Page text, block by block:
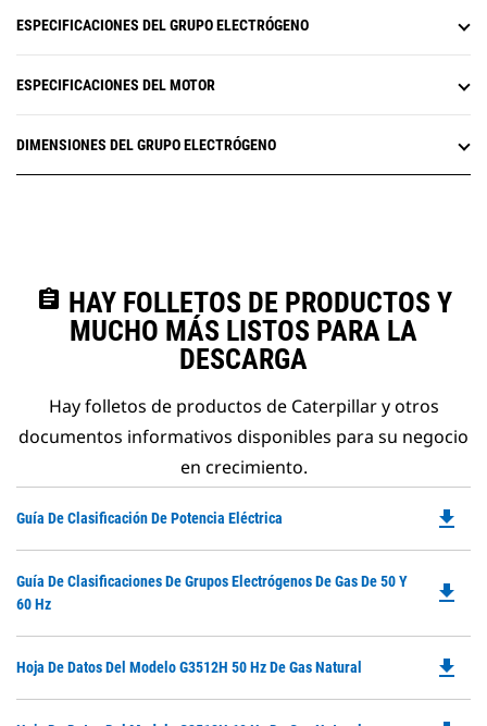
ESPECIFICACIONES DEL GRUPO ELECTRÓGENO
ESPECIFICACIONES DEL MOTOR
DIMENSIONES DEL GRUPO ELECTRÓGENO
assignment HAY FOLLETOS DE PRODUCTOS Y
MUCHO MÁS LISTOS PARA LA
DESCARGA
Hay folletos de productos de Caterpillar y otros
documentos informativos disponibles para su negocio
en crecimiento.
Guía De Clasificación De Potencia Eléctrica file_download
Guía De Clasificaciones De Grupos Electrógenos De Gas De 50 Y
60 Hz
file_download
Hoja De Datos Del Modelo G3512H 50 Hz De Gas Natural file_download